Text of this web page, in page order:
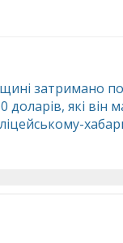
затримано
доларів, які він